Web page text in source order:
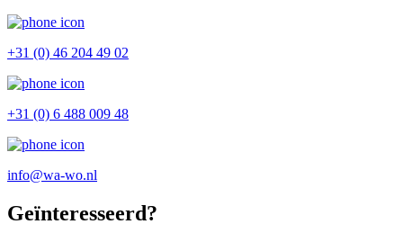
+31 (0) 46 204 49 02
+31 (0) 6 488 009 48
info@wa-wo.nl
Geïnteresseerd?